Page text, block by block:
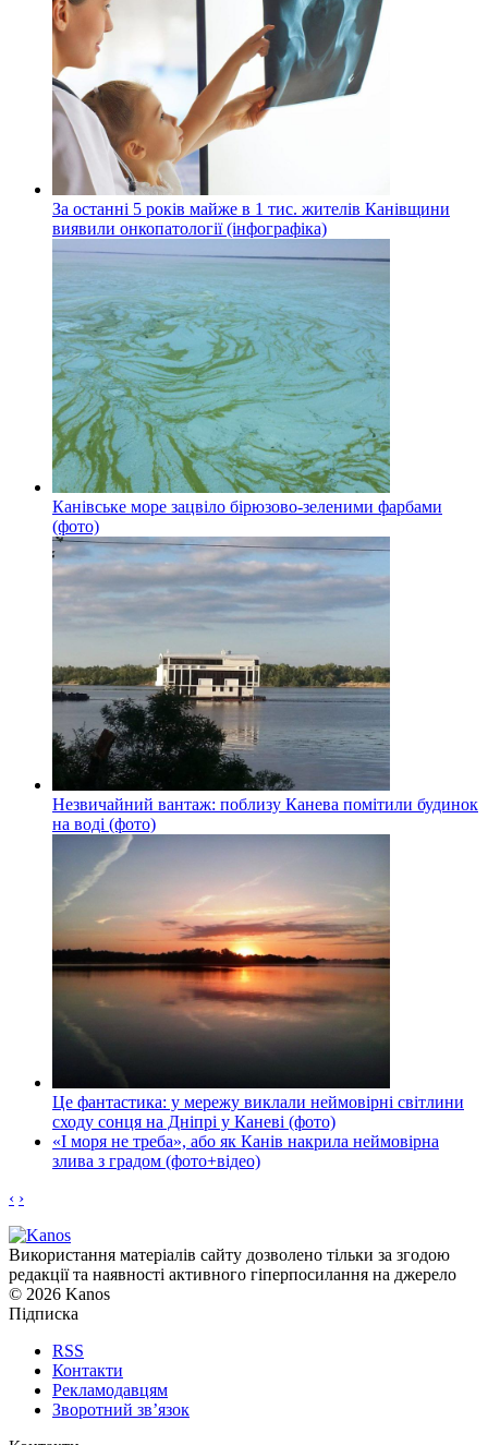
За останні 5 років майже в 1 тис. жителів Канівщини
виявили онкопатології (інфографіка)
Канівське море зацвіло бірюзово-зеленими фарбами
(фото)
Незвичайний вантаж: поблизу Канева помітили будинок
на воді (фото)
Це фантастика: у мережу виклали неймовірні світлини
сходу сонця на Дніпрі у Каневі (фото)
«І моря не треба», або як Канів накрила неймовірна
злива з градом (фото+відео)
‹ ›
Використання матеріалів сайту дозволено тільки за згодою
редакції та наявності активного гіперпосилання на джерело
© 2026 Kanos
Підписка
RSS
Контакти
Рекламодавцям
Зворотний зв’язок